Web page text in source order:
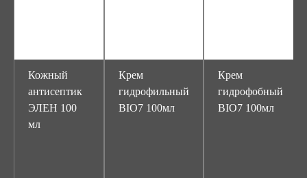
Кожный
антисептик
ЭЛЕН 100
мл
Крем
гидрофильный
BIO7 100мл
Крем
гидрофобный
BIO7 100мл